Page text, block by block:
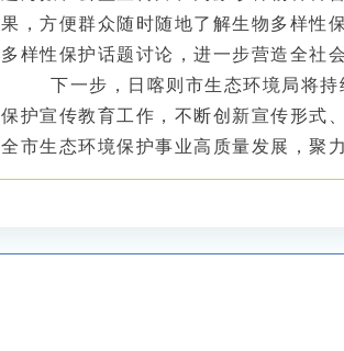
题海报、公益宣传片、高原珍稀物种科
果，方便群众随时随地了解生物多样性
多样性保护话题讨论，进一步营造全社
下一步，日喀则市生态环境局将持续
保护宣传教育工作，不断创新宣传形式
全市生态环境保护事业高质量发展，聚